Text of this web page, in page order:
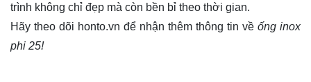
trình không chỉ đẹp mà còn bền bỉ theo thời gian.
Hãy theo dõi honto.vn để nhận thêm thông tin về ống inox
phi 25!